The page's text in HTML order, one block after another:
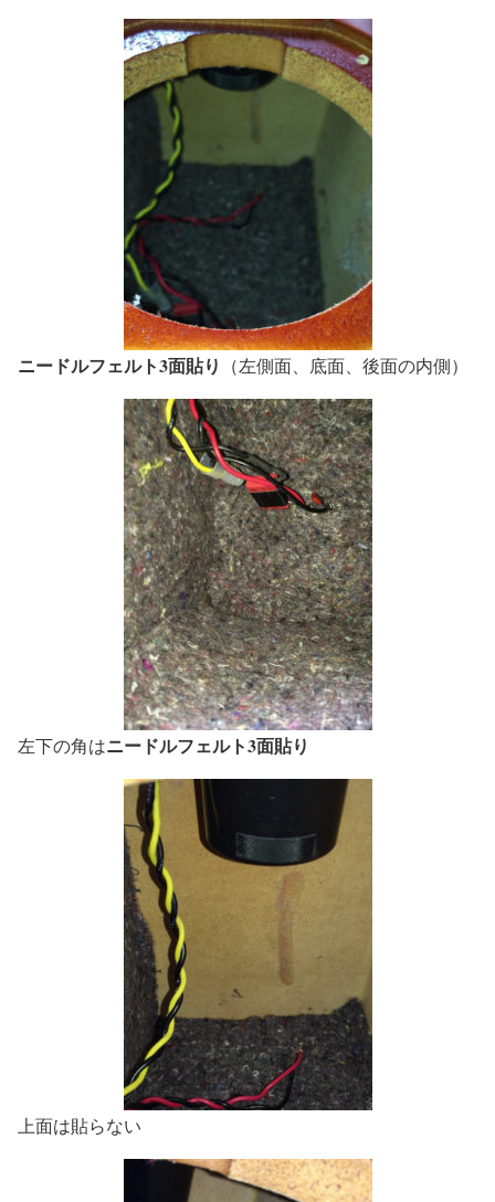
ニードルフェルト3面貼り （左側面、底面、後面の内側）
左下の角はニードルフェルト3面貼り
上面は貼らない